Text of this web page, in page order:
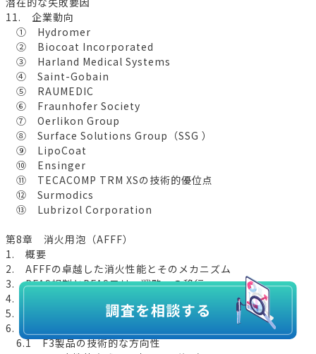
11. 企業動向
① Hydromer
② Biocoat Incorporated
③ Harland Medical Systems
④ Saint-Gobain
⑤ RAUMEDIC
⑥ Fraunhofer Society
⑦ Oerlikon Group
⑧ Surface Solutions Group（SSG ）
⑨ LipoCoat
⑩ Ensinger
⑪ TECACOMP TRM XSの技術的優位点
⑫ Surmodics
⑬ Lubrizol Corporation
第8章 消火用泡（AFFF）
1. 概要
2. AFFFの卓越した消火性能とそのメカニズム
3. PFAS規制とPFASフリー戦略への移行
4. F3（PFASフリー）消火用泡
5. F3の消火メカニズム
6. 従来のAFFFとの性能比較と技術的課題
6.1 F3製品の技術的な方向性